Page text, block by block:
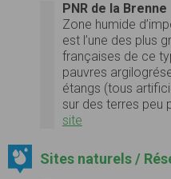
PNR de la Brenne
Zone humide
est l’une des plus
françaises de ce
pauvres
étangs (tous
sur des terres peu
site
Sites naturels /